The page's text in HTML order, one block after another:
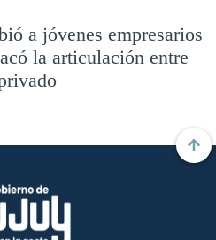
a jóvenes empresarios
la articulación entre